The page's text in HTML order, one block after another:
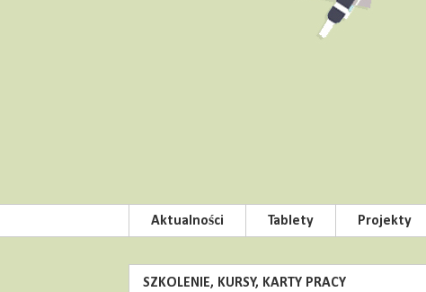
Aktualności Tablety Projekty
SZKOLENIE, KURSY, KARTY PRACY